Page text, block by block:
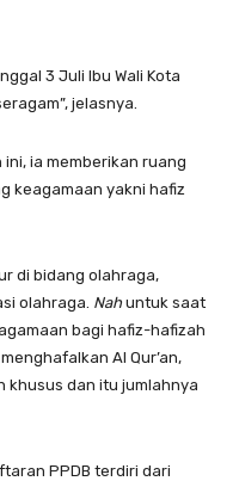
3 Juli Ibu Wali Kota
jelasnya.
ia memberikan ruang
keagamaan yakni hafiz
di bidang olahraga,
olahraga. Nah untuk saat
bagi hafiz-hafizah
Al Qur’an,
khusus dan itu jumlahnya
PPDB terdiri dari